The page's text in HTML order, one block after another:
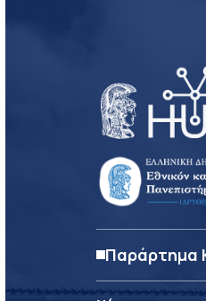
Παράρτημα